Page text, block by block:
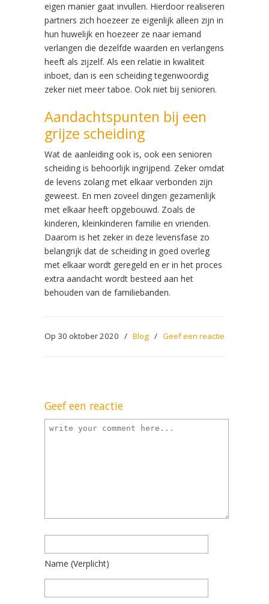
eigen manier gaat invullen. Hierdoor realiseren
partners zich hoezeer ze eigenlijk alleen zijn in
hun huwelijk en hoezeer ze naar iemand
verlangen die dezelfde waarden en verlangens
heeft als zijzelf. Als een relatie in kwaliteit
inboet, dan is een scheiding tegenwoordig
zeker niet meer taboe. Ook niet bij senioren.
Aandachtspunten bij een
grijze scheiding
Wat de aanleiding ook is, ook een senioren
scheiding is behoorlijk ingrijpend. Zeker omdat
de levens zolang met elkaar verbonden zijn
geweest. En men zoveel dingen gezamenlijk
met elkaar heeft opgebouwd. Zoals de
kinderen, kleinkinderen familie en vrienden.
Daarom is het zeker in deze levensfase zo
belangrijk dat de scheiding in goed overleg
met elkaar wordt geregeld en er in het proces
extra aandacht wordt besteed aan het
behouden van de familiebanden.
Op 30 oktober 2020 / Blog / Geef een reactie
Geef een reactie
Name (verplicht)